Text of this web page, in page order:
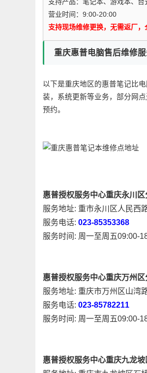
营业时间：9:00-20:00
支持现场维修更换，无需返厂，
重庆惠普电脑售后维修
以下是重庆地区的惠普笔记比
装，系统更新等业务，部分网
预约。
惠普授权服务中心重庆永川区
服务地址: 重市永川区人民西
服务电话: 023-85353368
服务时间: 周一至周五09:00-
惠普授权服务中心重庆万州区
服务地址: 重庆市万州区山湾
服务电话: 023-85782211
服务时间: 周一至周五09:00-
惠普授权服务中心重庆九龙坡